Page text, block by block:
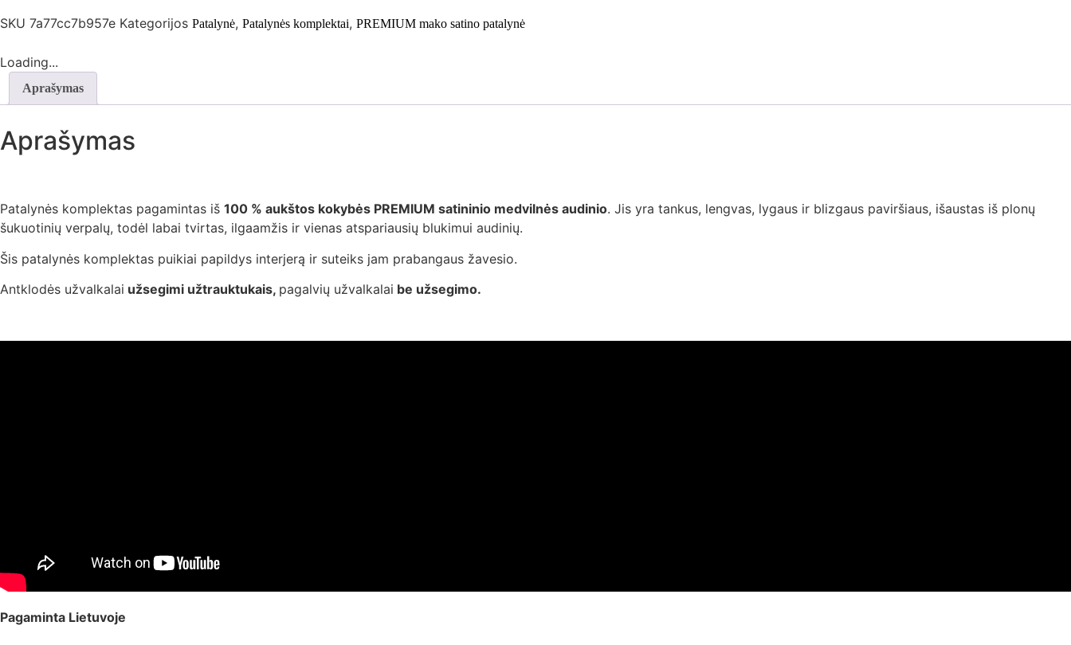
SKU 7a77cc7b957e Kategorijos Patalynė, Patalynės komplektai, PREMIUM mako satino patalynė
Loading...
Aprašymas
Aprašymas
Patalynės komplektas pagamintas iš 100 % aukštos kokybės PREMIUM satininio medvilnės audinio. Jis yra tankus, lengvas, lygaus ir blizgaus paviršiaus, išaustas iš plonų
šukuotinių verpalų, todėl labai tvirtas, ilgaamžis ir vienas atspariausių blukimui audinių.
Šis patalynės komplektas puikiai papildys interjerą ir suteiks jam prabangaus žavesio.
Antklodės užvalkalai užsegimi užtrauktukais, pagalvių užvalkalai be užsegimo.
Pagaminta Lietuvoje